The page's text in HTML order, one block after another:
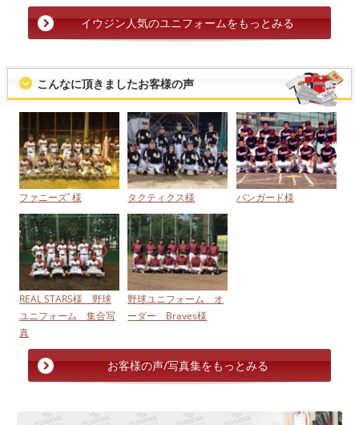
イウジン人気のユニフォームをもっとみる
こんなに頂きましたお客様の声
ファニーズﾞ様 タクティクス様 バンガード様
REAL STARS様 野球
ユニフォーム 集合写
真
野球ユニフォーム オ
ーダー Braves様
お客様の声/写真集をもっとみる